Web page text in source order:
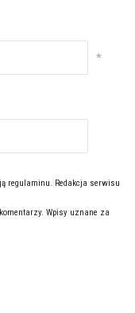
*
regulaminu. Redakcja serwisu
Wpisy uznane za